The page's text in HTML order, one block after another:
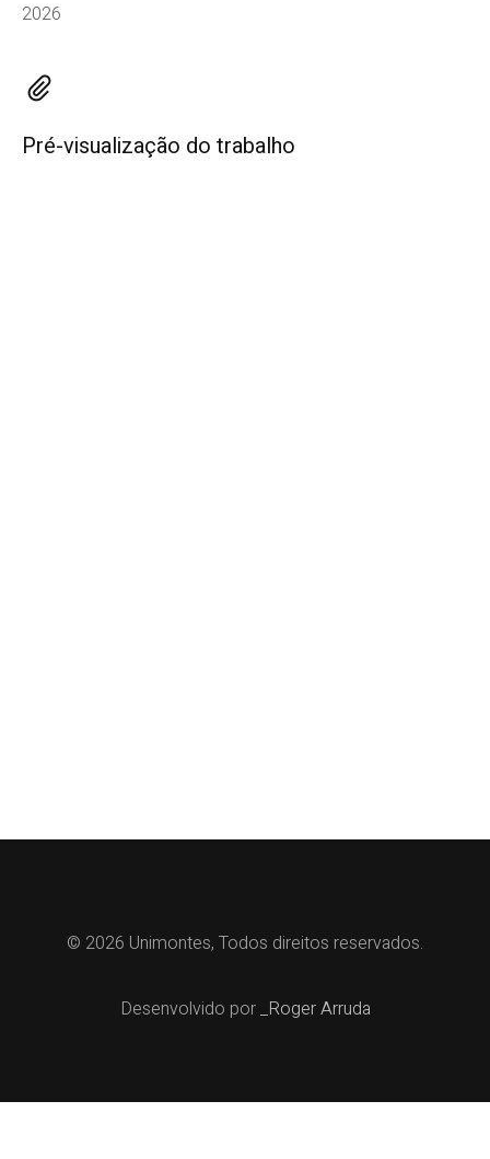
2026
Pré-visualização do trabalho
© 2026 Unimontes, Todos direitos reservados.
Desenvolvido por_Roger Arruda